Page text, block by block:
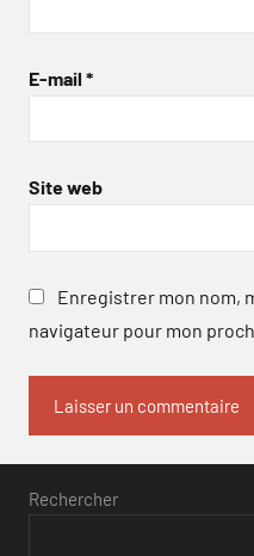
E-mail *
Site web
Enregistrer mon nom,
navigateur pour mon
Rechercher